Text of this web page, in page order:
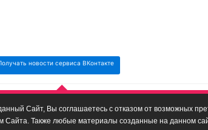
новости сервиса ВКонтакте
Сайт, Вы соглашаетесь с отказом от возможных
Сайта. Также любые материалы созданные на данном